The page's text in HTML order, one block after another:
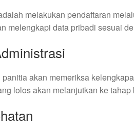
melakukan pendaftaran
melengkapi data pribadi sesuai
panitia akan memeriksa
lolos akan melanjutkan ke tahap